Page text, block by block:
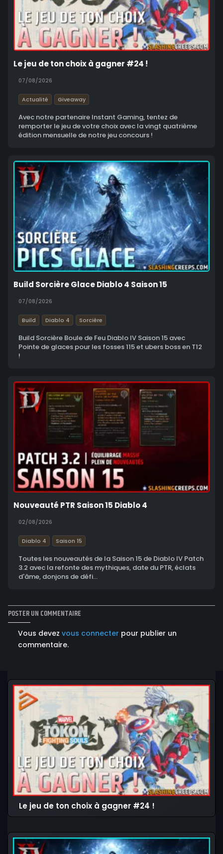
Le jeu de ton choix à gagner #24 !
07/08/2026
Actualité Giveaway
Avec notre partenaire Instant Gaming, tentez de
remporter le jeu de votre choix avec la vingt quatrième
édition mensuelle de notre jeu concours !
Build Sorcière Glace Diablo 4 Saison 15
07/08/2026
Build Diablo 4 Sorcière
Build Sorcière Boule de Feu Diablo IV Saison 15 avec
Pointe de glaces pour les fosses 115 et ubers boss en T12
!
Nouveauté PTR Saison 15 Diablo 4
02/08/2026
Diablo 4 Saison 15
Toutes les nouveautés de la Saison 15 de Diablo IV Patch
3.2 avec la refonte des mythiques, date du PTR, éclats
d'âme, donjons de défi...
POSTER UN COMMENTAIRE
Vous devez vous connecter pour publier un
commentaire.
Le jeu de ton choix à gagner #24 !